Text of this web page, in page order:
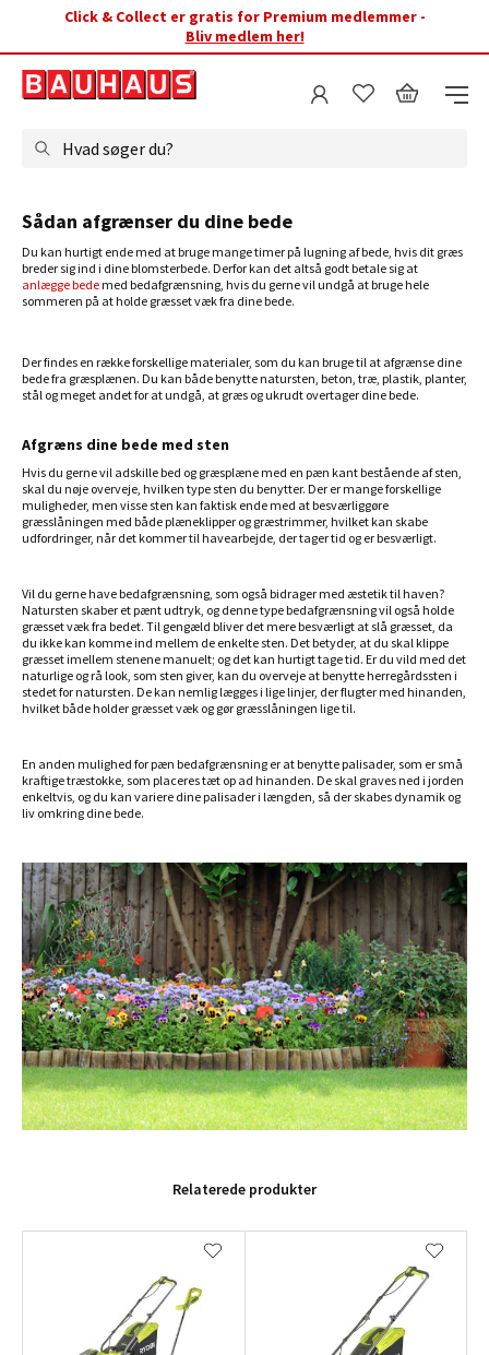
Click & Collect er gratis for Premium medlemmer -
Bliv medlem her!
Hvad søger du?
Sådan afgrænser du dine bede
Du kan hurtigt ende med at bruge mange timer på lugning af bede, hvis dit græs
breder sig ind i dine blomsterbede. Derfor kan det altså godt betale sig at
anlægge bede med bedafgrænsning, hvis du gerne vil undgå at bruge hele
sommeren på at holde græsset væk fra dine bede.
Der findes en række forskellige materialer, som du kan bruge til at afgrænse dine
bede fra græsplænen. Du kan både benytte natursten, beton, træ, plastik, planter,
stål og meget andet for at undgå, at græs og ukrudt overtager dine bede.
Afgræns dine bede med sten
Hvis du gerne vil adskille bed og græsplæne med en pæn kant bestående af sten,
skal du nøje overveje, hvilken type sten du benytter. Der er mange forskellige
muligheder, men visse sten kan faktisk ende med at besværliggøre
græsslåningen med både plæneklipper og græstrimmer, hvilket kan skabe
udfordringer, når det kommer til havearbejde, der tager tid og er besværligt.
Vil du gerne have bedafgrænsning, som også bidrager med æstetik til haven?
Natursten skaber et pænt udtryk, og denne type bedafgrænsning vil også holde
græsset væk fra bedet. Til gengæld bliver det mere besværligt at slå græsset, da
du ikke kan komme ind mellem de enkelte sten. Det betyder, at du skal klippe
græsset imellem stenene manuelt; og det kan hurtigt tage tid. Er du vild med det
naturlige og rå look, som sten giver, kan du overveje at benytte herregårdssten i
stedet for natursten. De kan nemlig lægges i lige linjer, der flugter med hinanden,
hvilket både holder græsset væk og gør græsslåningen lige til.
En anden mulighed for pæn bedafgrænsning er at benytte palisader, som er små
kraftige træstokke, som placeres tæt op ad hinanden. De skal graves ned i jorden
enkeltvis, og du kan variere dine palisader i længden, så der skabes dynamik og
liv omkring dine bede.
Relaterede produkter